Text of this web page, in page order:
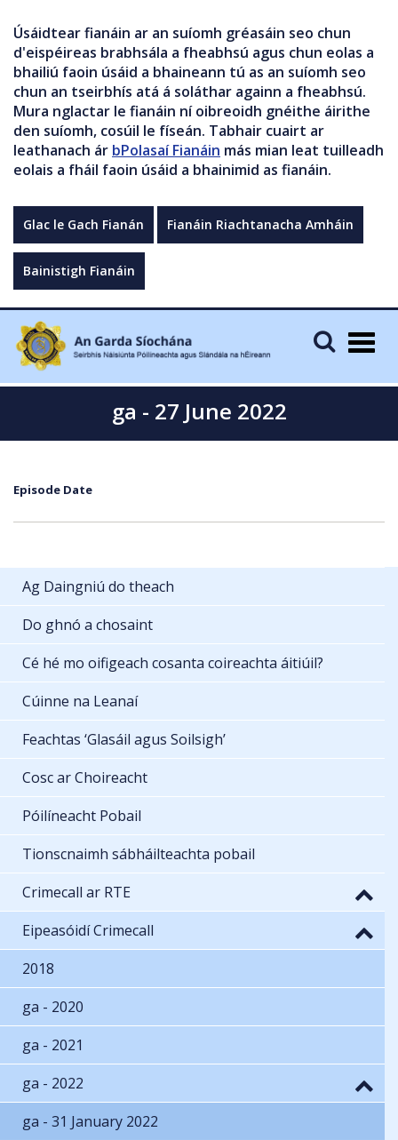
Úsáidtear fianáin ar an suíomh gréasáin seo chun
d'eispéireas brabhsála a fheabhsú agus chun eolas a
bhailiú faoin úsáid a bhaineann tú as an suíomh seo
chun an tseirbhís atá á soláthar againn a fheabhsú.
Mura nglactar le fianáin ní oibreoidh gnéithe áirithe
den suíomh, cosúil le físeán. Tabhair cuairt ar
leathanach ár bPolasaí Fianáin más mian leat tuilleadh
eolais a fháil faoin úsáid a bhainimid as fianáin.
Glac le Gach Fianán Fianáin Riachtanacha Amháin
Bainistigh Fianáin
ga - 27 June 2022
Episode Date
Ag Daingniú do theach
Do ghnó a chosaint
Cé hé mo oifigeach cosanta coireachta áitiúil?
Cúinne na Leanaí
Feachtas ‘Glasáil agus Soilsigh’
Cosc ar Choireacht
Póilíneacht Pobail
Tionscnaimh sábháilteachta pobail
Crimecall ar RTE
Eipeasóidí Crimecall
2018
ga - 2020
ga - 2021
ga - 2022
ga - 31 January 2022